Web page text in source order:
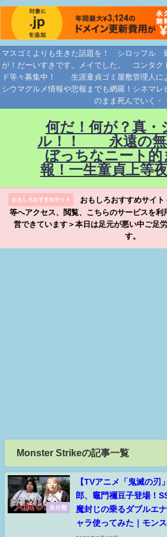
マスゴミよりも生きた話題を！ シロッフル
が！だーいすきです。メイでした。 コンタク
ド等々募集中！ 生涯童貞ゴミ屋敷管理人に
シウマグルメ情報や悲報までも網羅！シネマレ
のまま死んでいく・
何だ！何が？真・
ル！！ 永遠の
ぼっちなニート的
報！一生童貞上等
おもしろおすすめサイト
おもしろおすすめサイ
等へアクセス、閲覧、こちらのサービスを利
営できています＞本日は足元が悪い中ご足
す。
Monster Strikeの記事一覧
未分類
【TVアニメ「鬼滅の刃
郎、竈門禰豆子登場！
魔封じの乗るダブルエ
ャラ使ってみた｜モンス